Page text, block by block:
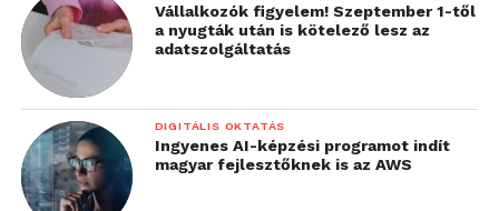
Vállalkozók figyelem! Szeptember 1-től
a nyugták után is kötelező lesz az
adatszolgáltatás
DIGITÁLIS OKTATÁS
Ingyenes AI-képzési programot indít
magyar fejlesztőknek is az AWS